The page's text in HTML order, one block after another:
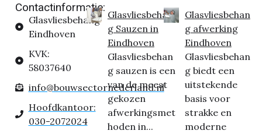
Contactinformatie:
Glasvliesbehang
Eindhoven
KVK:
58037640
info@bouwsectornederland.nl
Hoofdkantoor:
030-2072024
Glasvliesbehan
g Sauzen in
Eindhoven
Glasvliesbehan
g sauzen is een
van de meest
gekozen
afwerkingsmet
hoden in...
Glasvliesbehan
g afwerking
Eindhoven
Glasvliesbehan
g biedt een
uitstekende
basis voor
strakke en
moderne